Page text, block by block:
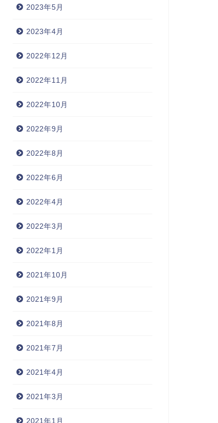
2023年5月
2023年4月
2022年12月
2022年11月
2022年10月
2022年9月
2022年8月
2022年6月
2022年4月
2022年3月
2022年1月
2021年10月
2021年9月
2021年8月
2021年7月
2021年4月
2021年3月
2021年1月